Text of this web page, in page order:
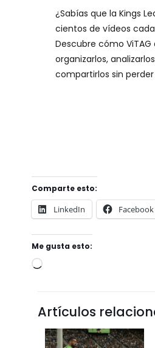
¿Sabías que la Kings
cientos de vídeos
Descubre cómo ViTAG
organizarlos,
compartirlos sin
Comparte esto:
LinkedIn Facebook
Me gusta esto:
Artículos